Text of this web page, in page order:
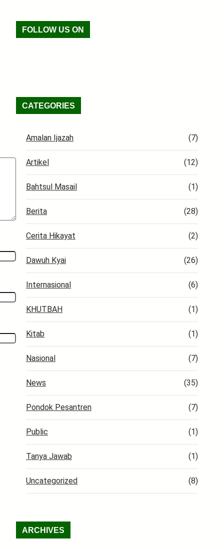
FOLLOW US ON
CATEGORIES
Amalan Ijazah (7)
Artikel (12)
Bahtsul Masail (1)
Berita (28)
Cerita Hikayat (2)
Dawuh Kyai (26)
Internasional (6)
KHUTBAH (1)
Kitab (1)
Nasional (7)
News (35)
Pondok Pesantren (7)
Public (1)
Tanya Jawab (1)
Uncategorized (8)
ARCHIVES